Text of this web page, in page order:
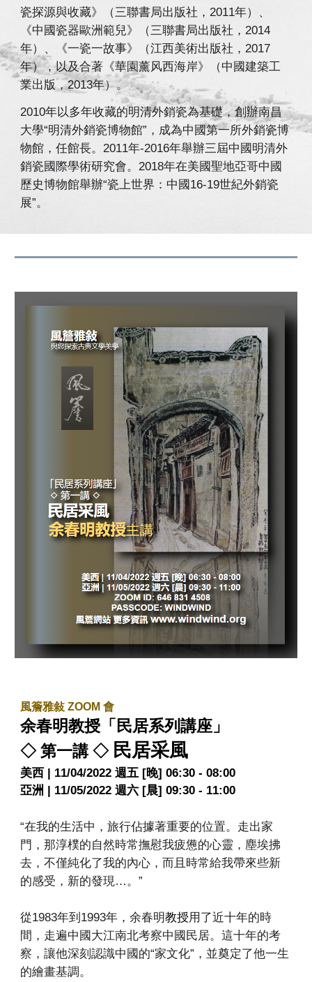
瓷探源與收藏》（三聯書局出版社，2011年）、
《中國瓷器歐洲範兒》（三聯書局出版社，2014
年）、《一瓷一故事》（江西美術出版社，2017
年），以及合著《華園薰风西海岸》（中國建築工
業出版，2013年）。
2010年以多年收藏的明清外銷瓷為基礎，創辦南昌
大學“明清外銷瓷博物館”，成為中國第一所外銷瓷博
物館，任館長。2011年-2016年舉辦三屆中國明清外
銷瓷國際學術研究會。2018年在美國聖地亞哥中國
歷史博物館舉辦“瓷上世界：中國16-19世紀外銷瓷
展”。
風簷雅敍 ZOOM 會
余春明教授「民居系列講座」
◇ 第一講 ◇ 民居采風
美西 | 11/04/2022 週五 [晚] 06:30 - 08:00
亞洲 | 11/05/2022 週六 [晨] 09:30 - 11:00
“在我的生活中，旅行佔據著重要的位置。走出家
門，那淳樸的自然時常撫慰我疲憊的心靈，塵埃拂
去，不僅純化了我的內心，而且時常給我帶來些新
的感受，新的發現…。”
從1983年到1993年，余春明教授用了近十年的時
間，走遍中國大江南北考察中國民居。這十年的考
察，讓他深刻認識中國的“家文化”，並奠定了他一生
的繪畫基調。